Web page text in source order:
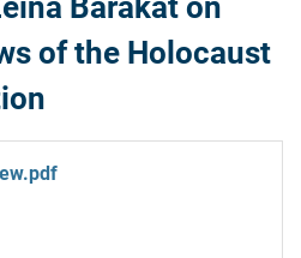
Barakat on
of the Holocaust